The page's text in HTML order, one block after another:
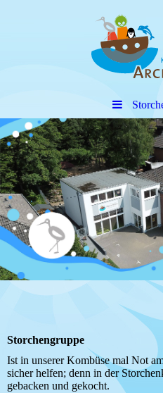
Storchengruppe
Ist in unserer Kombüse mal Not
sicher helfen; denn in der
gebacken und gekocht.